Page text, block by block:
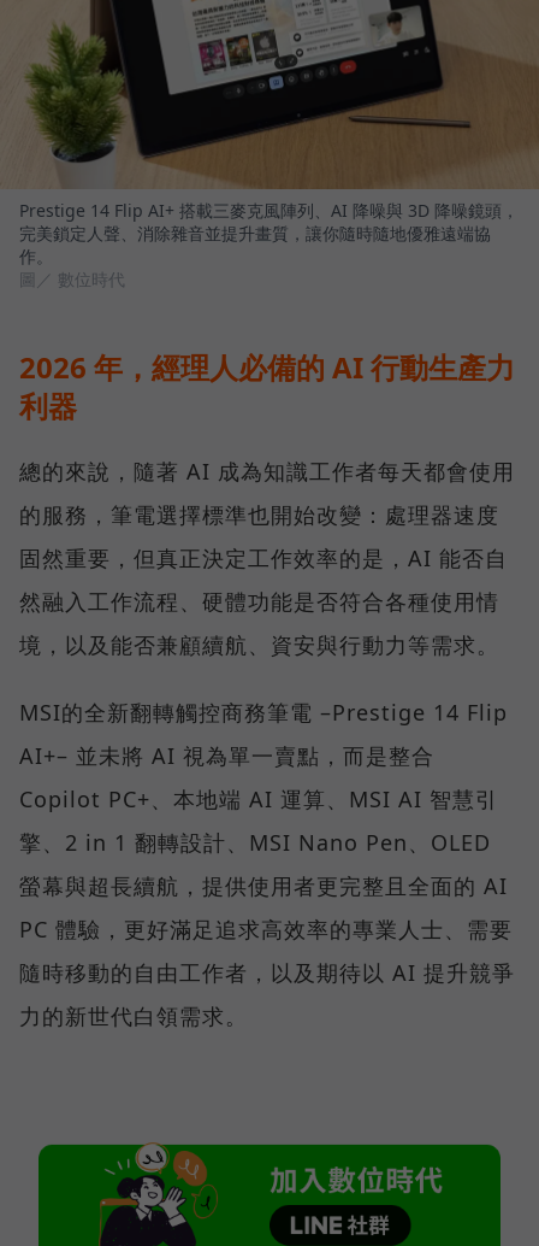
Prestige 14 Flip AI+ 搭載三麥克風陣列、AI 降噪與 3D 降噪鏡頭，
完美鎖定人聲、消除雜音並提升畫質，讓你隨時隨地優雅遠端協
作。
圖／ 數位時代
2026 年，經理人必備的 AI 行動生產力
利器
總的來說，隨著 AI 成為知識工作者每天都會使用
的服務，筆電選擇標準也開始改變：處理器速度
固然重要，但真正決定工作效率的是，AI 能否自
然融入工作流程、硬體功能是否符合各種使用情
境，以及能否兼顧續航、資安與行動力等需求。
MSI的全新翻轉觸控商務筆電 –Prestige 14 Flip
AI+– 並未將 AI 視為單一賣點，而是整合
Copilot PC+、本地端 AI 運算、MSI AI 智慧引
擎、2 in 1 翻轉設計、MSI Nano Pen、OLED
螢幕與超長續航，提供使用者更完整且全面的 AI
PC 體驗，更好滿足追求高效率的專業人士、需要
隨時移動的自由工作者，以及期待以 AI 提升競爭
力的新世代白領需求。